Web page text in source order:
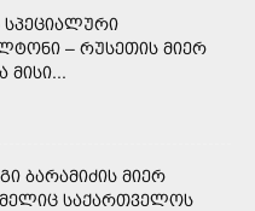
ᲡᲞᲔᲪᲘᲐᲚᲣᲠᲘ
– ᲠᲣᲡᲔᲗᲘᲡ ᲛᲘᲔᲠ
ᲛᲘᲡᲘ...
ᲑᲐᲠᲐᲛᲘᲫᲘᲡ ᲛᲘᲔᲠ
ᲡᲐᲥᲐᲠᲗᲕᲔᲚᲝᲡ